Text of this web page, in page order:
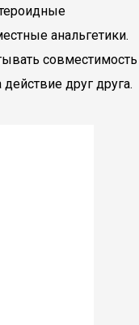
анальгетики.
совместимость
друг друга.